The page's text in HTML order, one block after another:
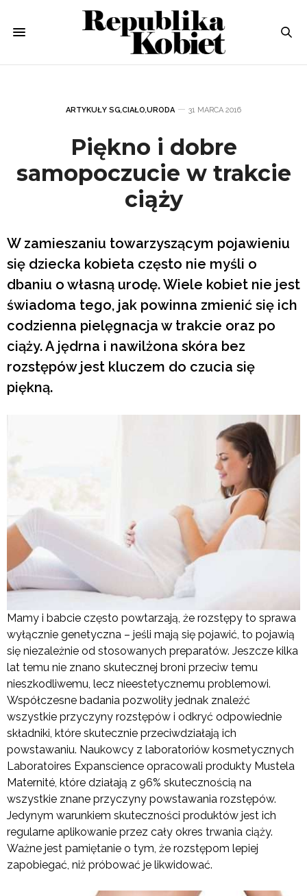
ARTYKUŁY SG,CIAŁO,URODA 31 MARCA 2016
Piękno i dobre
samopoczucie w trakcie
ciąży
W zamieszaniu towarzyszącym pojawieniu
się dziecka kobieta często nie myśli o
dbaniu o własną urodę. Wiele kobiet nie jest
świadoma tego, jak powinna zmienić się ich
codzienna pielęgnacja w trakcie oraz po
ciąży. A jędrna i nawilżona skóra bez
rozstępów jest kluczem do czucia się
piękną.
Mamy i babcie często powtarzają, że rozstępy to sprawa
wyłącznie genetyczna – jeśli mają się pojawić, to pojawią
się niezależnie od stosowanych preparatów. Jeszcze kilka
lat temu nie znano skutecznej broni przeciw temu
nieszkodliwemu, lecz nieestetycznemu problemowi.
Współczesne badania pozwoliły jednak znaleźć
wszystkie przyczyny rozstępów i odkryć odpowiednie
składniki, które skutecznie przeciwdziałają ich
powstawaniu. Naukowcy z laboratoriów kosmetycznych
Laboratoires Expanscience opracowali produkty Mustela
Maternité, które działają z 96% skutecznością na
wszystkie znane przyczyny powstawania rozstępów.
Jedynym warunkiem skuteczności produktów jest ich
regularne aplikowanie przez cały okres trwania ciąży.
Ważne jest pamiętanie o tym, że rozstępom lepiej
zapobiegać, niż próbować je likwidować.